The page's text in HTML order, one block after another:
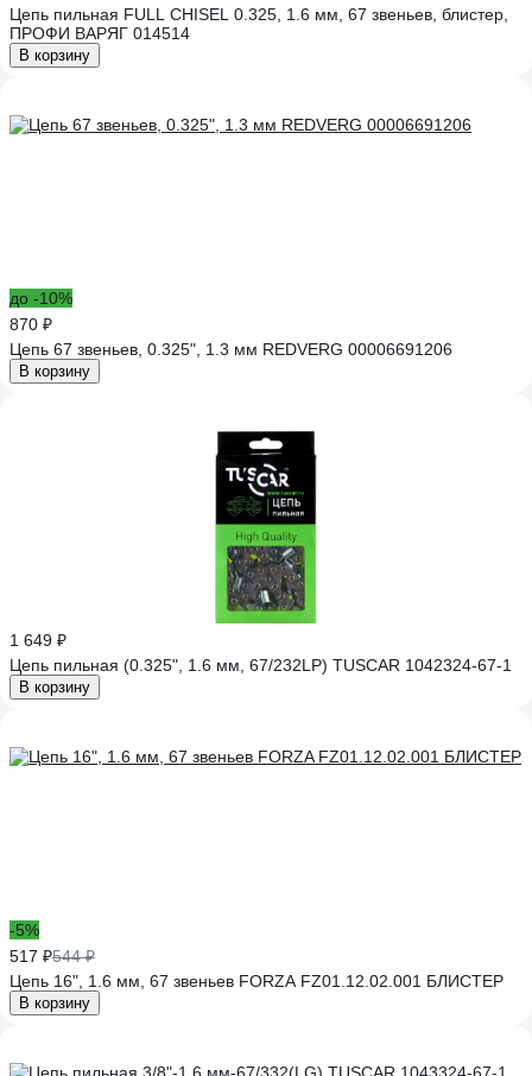
Цепь пильная FULL CHISEL 0.325, 1.6 мм, 67 звеньев, блистер,
ПРОФИ ВАРЯГ 014514
В корзину
до -10%
870 ₽
Цепь 67 звеньев, 0.325", 1.3 мм REDVERG 00006691206
В корзину
1 649 ₽
Цепь пильная (0.325", 1.6 мм, 67/232LP) TUSCAR 1042324-67-1
В корзину
-5%
517 ₽544 ₽
Цепь 16", 1.6 мм, 67 звеньев FORZA FZ01.12.02.001 БЛИСТЕР
В корзину